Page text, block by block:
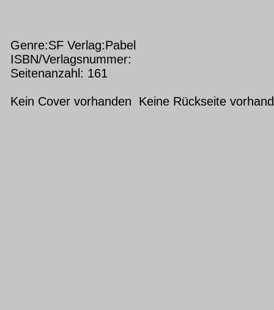
Genre:SF Verlag:Pabel
ISBN/Verlagsnummer:
Seitenanzahl: 161
Kein Cover vorhanden Keine Rückseite